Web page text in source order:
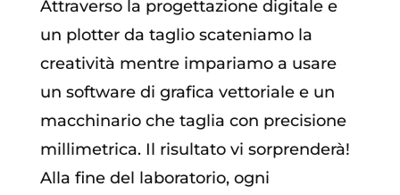
Attraverso la progettazione digitale e
un plotter da taglio scateniamo la
creatività mentre impariamo a usare
un software di grafica vettoriale e un
macchinario che taglia con precisione
millimetrica. Il risultato vi sorprenderà!
Alla fine del laboratorio, ogni